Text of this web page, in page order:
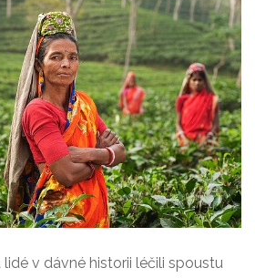
lidé v dávné historii léčili spoustu